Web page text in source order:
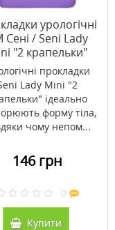
урологічні
Сені / Seni Lady
"2 крапельки"
№20прокладки
Lady Mini "2
ідеально
форму тіла,
чому непом...
146 грн
0
Купити